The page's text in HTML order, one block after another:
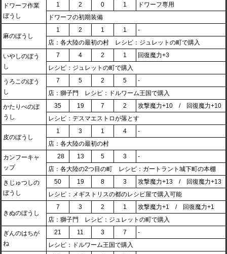
ドワーフ作業
ぼうし
1 2 0 1
ドワーフ専用
ドワーフの初期装備
麻のぼうし
1 2 1 1
-
店：各大陸の最初の村 レシピ：ジュレットの町で購入
いやしのぼう
し
7 4 2 1
回復魔力+3
レシピ：ジュレットの町で購入
うろこのぼう
し
7 5 2 5
-
店：獅子門 レシピ：ドルワーム王国で購入
かたりべのぼ
うし
35 19 7 2
攻撃魔力+10 / 回復魔力+10
レシピ：デスマエストロが落とす
皮のぼうし
1 3 1 4
-
店：各大陸の最初の村
カンフーキャ
ップ
28 13 5 3
-
店：各大陸の2つ目の町 レシピ：ガートラント城下町の本棚
きじゅつしの
ぼうし
50 19 8 3
攻撃魔力+13 / 回復魔力+13
レシピ：メギストリスの都のレシピ屋で購入可能
きぬのぼうし
7 3 2 1
攻撃魔力+1 / 回復魔力+1
店：獅子門 レシピ：ジュレットの町で購入
ぎんのはちが
ね
21 11 3 7
-
レシピ：ドルワーム王国で購入